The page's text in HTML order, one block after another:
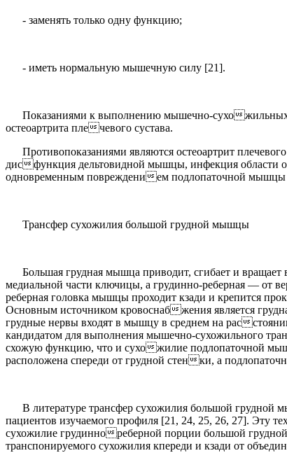
- заменять только одну функцию;
- иметь нормальную мышечную силу [21].
Показаниями к выполнению мышечно-сухожильных
остеоартрита плечевого сустава.
Противопоказаниями являются остеоартрит
дисфункция дельтовидной мышцы, инфекция области
одновременным повреждением подлопаточной мышцы
Трансфер сухожилия большой грудной мышцы
Большая грудная мышца приводит, сгибает и
медиальной части ключицы, а грудинно-реберная — от
реберная головка мышцы проходит кзади и крепится
Основным источником кровоснабжения является
грудные нервы входят в мышцу в среднем на рас
кандидатом для выполнения мышечно-сухожильного
схожую функцию, что и сухожилие подлопаточной
расположена спереди от грудной стенки, а
В литературе трансфер сухожилия большой
пациентов изучаемого профиля [21, 24, 25, 26, 27]. Эту
сухожилие грудиннореберной порции большой
транспонируемого сухожилия кпереди и кзади от